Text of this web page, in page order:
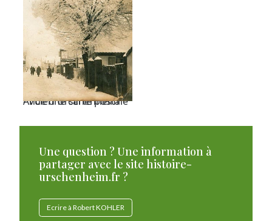
Ancienne carte postale - Vue d'Urschenheim
Une question ? Une information à
partager avec le site histoire-
urschenheim.fr ?
Ecrire à Robert KOHLER